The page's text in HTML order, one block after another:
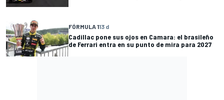
FÓRMULA 113 d
Cadillac pone sus ojos en Camara: el brasileño
de Ferrari entra en su punto de mira para 2027